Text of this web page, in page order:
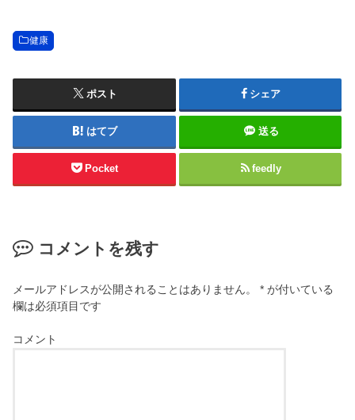
健康
ポスト シェア
はてブ 送る
Pocket feedly
コメントを残す
メールアドレスが公開されることはありません。 * が付いている
欄は必須項目です
コメント